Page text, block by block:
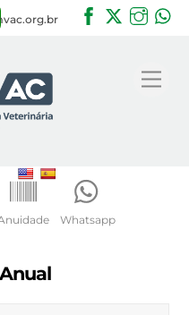
Whatsapp
Facebook
Twitter